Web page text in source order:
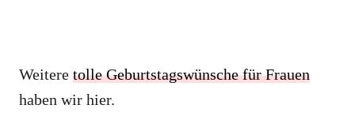
Weitere tolle Geburtstagswünsche für Frauen
haben wir hier.